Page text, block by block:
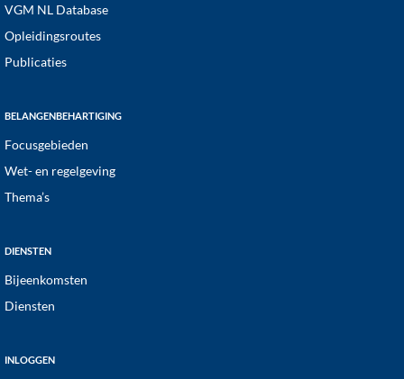
VGM NL Database
Opleidingsroutes
Publicaties
BELANGENBEHARTIGING
Focusgebieden
Wet- en regelgeving
Thema’s
DIENSTEN
Bijeenkomsten
Diensten
INLOGGEN